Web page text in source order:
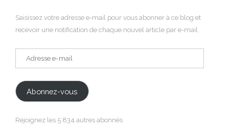
Saisissez votre adresse e-mail pour vous abonner à ce blog et
recevoir une notification de chaque nouvel article par e-mail.
Abonnez-vous
Rejoignez les 5 834 autres abonnés